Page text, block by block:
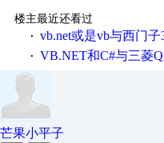
楼主最近还看过
· vb.net或是vb与西门子300或是400plc
· VB.NET和C#与三菱Q系列网
芒果小平子